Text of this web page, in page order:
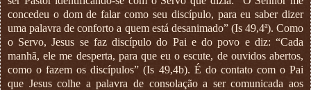
concedeu o dom de falar como seu discípulo, para eu saber dizer
uma palavra de conforto a quem está desanimado” (Is 49,4ª). Como
o Servo, Jesus se faz discípulo do Pai e do povo e diz: “Cada
manhã, ele me desperta, para que eu o escute, de ouvidos abertos,
como o fazem os discípulos” (Is 49,4b). É do contato com o Pai
que Jesus colhe a palavra de consolação a ser comunicada aos